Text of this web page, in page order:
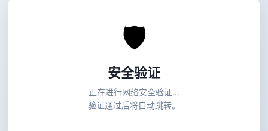
🛡
安全验证
正在进行网络安全验证...
验证通过后将自动跳转。